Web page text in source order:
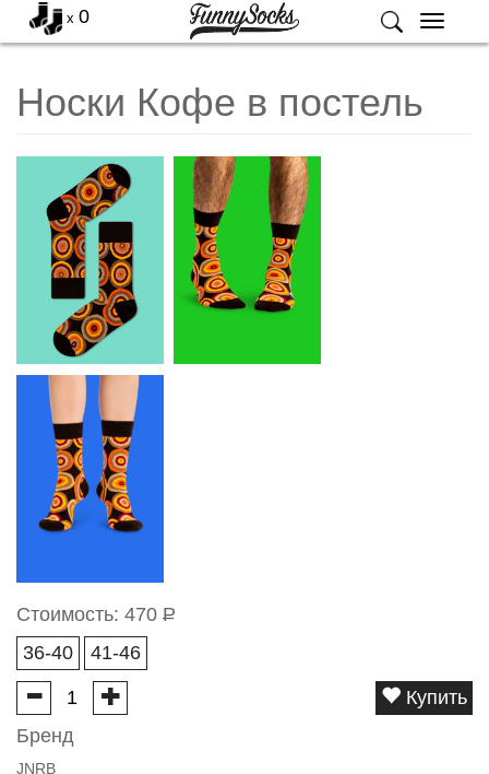
Меню
x 0
Носки Кофе в постель
Стоимость: 470 Р
36-40
41-46
Купить
Бренд
JNRB